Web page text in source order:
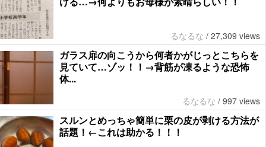
るなるな / 27,309 views
ガラス扉の向こうから何者かがじっとこちらを
見ていて…ゾッ！！→背筋が凍るような恐怖
体...
るなるな / 997 views
スルンとめっちゃ簡単に栗の皮が剥ける方法が
話題！←これは助かる！！！